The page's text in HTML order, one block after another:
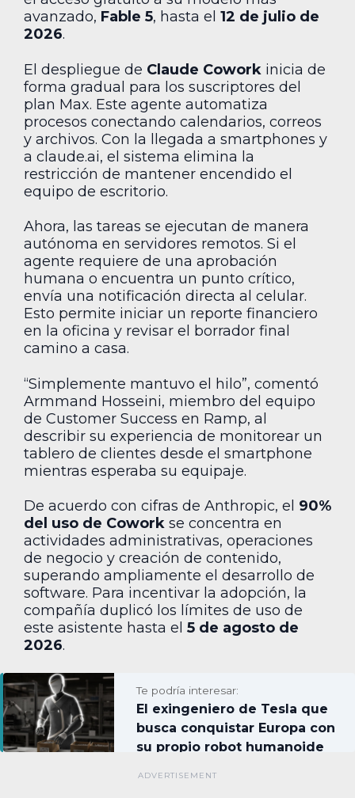
avanzado, Fable 5, hasta el 12 de julio de
2026.
El despliegue de Claude Cowork inicia de
forma gradual para los suscriptores del
plan Max. Este agente automatiza
procesos conectando calendarios, correos
y archivos. Con la llegada a smartphones y
a claude.ai, el sistema elimina la
restricción de mantener encendido el
equipo de escritorio.
Ahora, las tareas se ejecutan de manera
autónoma en servidores remotos. Si el
agente requiere de una aprobación
humana o encuentra un punto crítico,
envía una notificación directa al celular.
Esto permite iniciar un reporte financiero
en la oficina y revisar el borrador final
camino a casa.
“Simplemente mantuvo el hilo”, comentó
Armmand Hosseini, miembro del equipo
de Customer Success en Ramp, al
describir su experiencia de monitorear un
tablero de clientes desde el smartphone
mientras esperaba su equipaje.
De acuerdo con cifras de Anthropic, el 90%
del uso de Cowork se concentra en
actividades administrativas, operaciones
de negocio y creación de contenido,
superando ampliamente el desarrollo de
software. Para incentivar la adopción, la
compañía duplicó los límites de uso de
este asistente hasta el 5 de agosto de
2026.
Te podría interesar:
El exingeniero de Tesla que
busca conquistar Europa con
su propio robot humanoide